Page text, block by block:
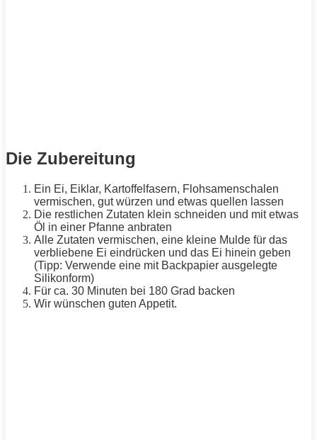
Die Zubereitung
Ein Ei, Eiklar, Kartoffelfasern, Flohsamenschalen
vermischen, gut würzen und etwas quellen lassen
Die restlichen Zutaten klein schneiden und mit etwas
Öl in einer Pfanne anbraten
Alle Zutaten vermischen, eine kleine Mulde für das
verbliebene Ei eindrücken und das Ei hinein geben
(Tipp: Verwende eine mit Backpapier ausgelegte
Silikonform)
Für ca. 30 Minuten bei 180 Grad backen
Wir wünschen guten Appetit.